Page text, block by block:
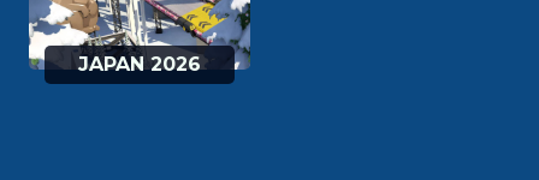
JAPAN 2026